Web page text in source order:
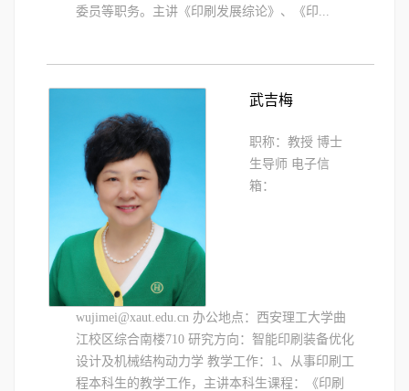
委员等职务。主讲《印刷发展综论》、《印...
武吉梅
职称：教授 博士
生导师 电子信
箱：
wujimei@xaut.edu.cn 办公地点：西安理工大学曲
江校区综合南楼710 研究方向：智能印刷装备优化
设计及机械结构动力学 教学工作：1、从事印刷工
程本科生的教学工作，主讲本科生课程：《印刷